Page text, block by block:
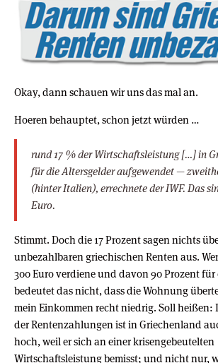
Okay, dann schauen wir uns das mal an.
Hoeren behauptet, schon jetzt würden …
rund 17 % der Wirtschaftsleistung […] in
für die Altersgelder aufgewendet —
(hinter Italien), errechnete der IWF. Das
Euro.
Stimmt. Doch die 17 Prozent sagen nichts
unbezahlbaren griechischen Renten aus.
300 Euro verdiene und davon 90 Prozent für
bedeutet das nicht, dass die Wohnung
mein Einkommen recht niedrig. Soll heißen:
der Rentenzahlungen ist in Griechenland
hoch, weil er sich an einer krisengebeutelten
Wirtschaftsleistung bemisst; und nicht nur,